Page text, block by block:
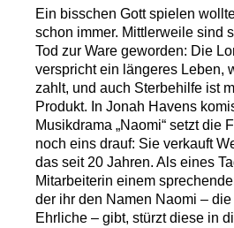
Ein bisschen Gott spielen
schon immer. Mittlerweile sind
Tod zur Ware geworden: Die
verspricht ein längeres Leben,
zahlt, und auch Sterbehilfe ist
Produkt. In Jonah Havens
Musikdrama „Naomi“ setzt die
noch eins drauf: Sie verkauft
das seit 20 Jahren. Als eines
Mitarbeiterin einem
der ihr den Namen Naomi –
Ehrliche – gibt, stürzt diese in